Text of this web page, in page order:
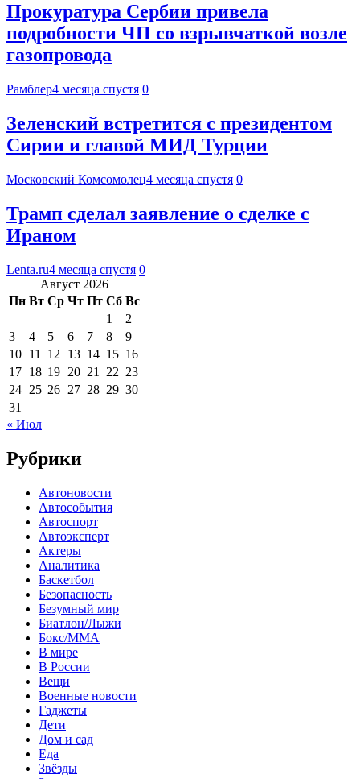
Прокуратура Сербии привела
подробности ЧП со взрывчаткой возле
газопровода
Рамблер4 месяца спустя 0
Зеленский встретится с президентом
Сирии и главой МИД Турции
Московский Комсомолец4 месяца спустя 0
Трамп сделал заявление о сделке с
Ираном
Lenta.ru4 месяца спустя 0
Август 2026
Пн Вт Ср Чт Пт Сб Вс
1
2
3
4 5 6 7 8
9
10 11 12 13 14 15 16
17 18 19 20 21 22 23
24 25 26 27 28 29 30
31
« Июл
Рубрики
Автоновости
Автособытия
Автоспорт
Автоэксперт
Актеры
Аналитика
Баскетбол
Безопасность
Безумный мир
Биатлон/Лыжи
Бокс/MMA
В мире
В России
Вещи
Военные новости
Гаджеты
Дети
Дом и сад
Еда
Звёзды